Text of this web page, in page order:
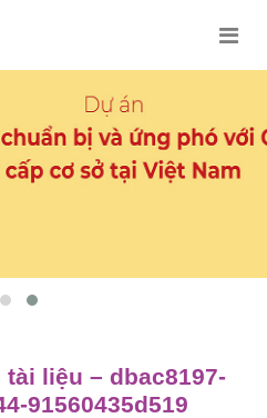
liệu – dbac8197-
91560435d519